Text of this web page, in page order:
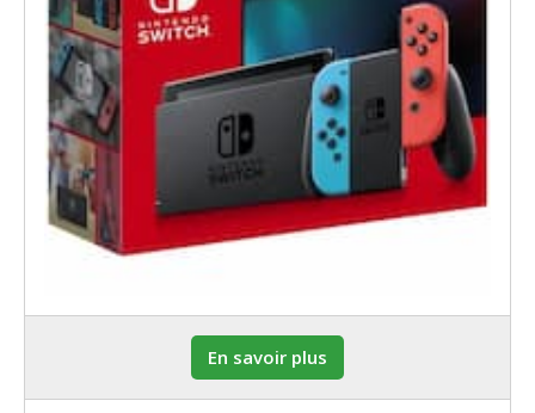
En savoir plus